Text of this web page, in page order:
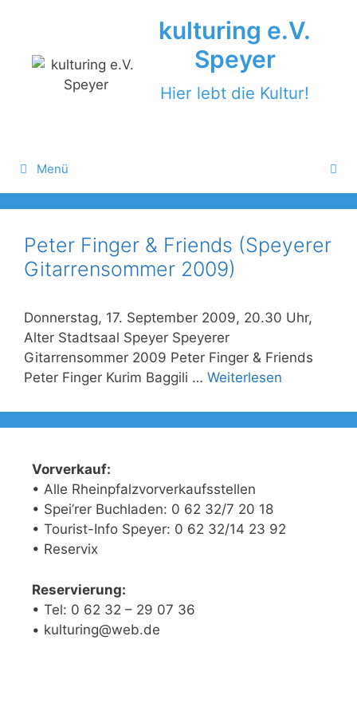
kulturing e.V.
Speyer
Hier lebt die Kultur!
Menü
Peter Finger & Friends (Speyerer
Gitarrensommer 2009)
Donnerstag, 17. September 2009, 20.30 Uhr,
Alter Stadtsaal Speyer Speyerer
Gitarrensommer 2009 Peter Finger & Friends
Peter Finger Kurim Baggili … Weiterlesen
Vorverkauf:
• Alle Rheinpfalzvorverkaufsstellen
• Spei’rer Buchladen: 0 62 32/7 20 18
• Tourist-Info Speyer: 0 62 32/14 23 92
• Reservix
Reservierung:
• Tel: 0 62 32 – 29 07 36
• kulturing@web.de